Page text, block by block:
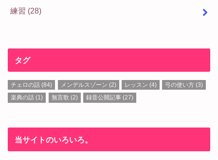
練習 (28)
タグ
チェロの話 (84) メンデルスゾーン (2) レッスン (4) 弓の使い方 (3)
楽典の話 (1) 無言歌 (2) 録音公開記事(27)
当サイトのいろいろ。